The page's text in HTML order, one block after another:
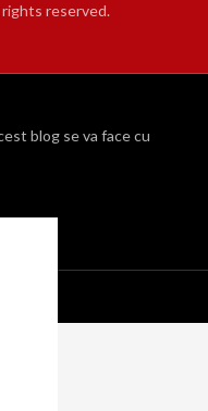
rights reserved.
blog se va face cu